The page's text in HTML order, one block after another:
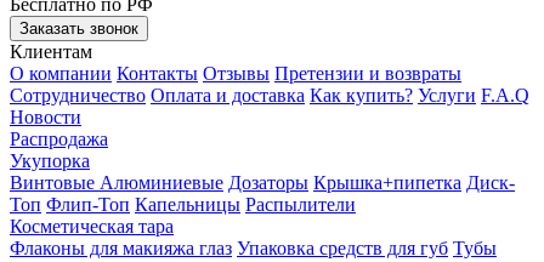
Бесплатно по РФ
Заказать звонок
Клиентам
О компании Контакты Отзывы Претензии и возвраты
Сотрудничество Оплата и доставка Как купить? Услуги F.A.Q
Новости
Распродажа
Укупорка
Винтовые Алюминиевые Дозаторы Крышка+пипетка Диск-
Топ Флип-Топ Капельницы Распылители
Косметическая тара
Флаконы для макияжа глаз Упаковка средств для губ Тубы